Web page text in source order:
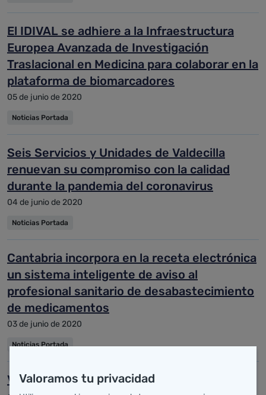
El IDIVAL se adhiere a la Infraestructura
Europea Avanzada de Investigación
Traslacional en Medicina para colaborar en la
plataforma de biomarcadores
05 de junio de 2020
Noticias Portada
Seis Servicios y Unidades de Valdecilla
renuevan su compromiso con la calidad
durante la pandemia del coronavirus
04 de junio de 2020
Noticias Portada
Cantabria incorpora en la receta electrónica
un sistema inteligente de aviso al
profesional sanitario de desabastecimiento
de medicamentos
03 de junio de 2020
Noticias Portada
Vicepresidencia y Sanidad promueven la
Valoramos tu privacidad